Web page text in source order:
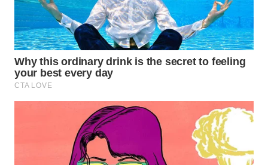
TAPANULI
TENGAH
WN DELI
SERDANG
WN